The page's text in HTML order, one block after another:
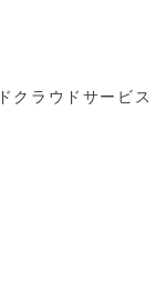
クラウドサービス